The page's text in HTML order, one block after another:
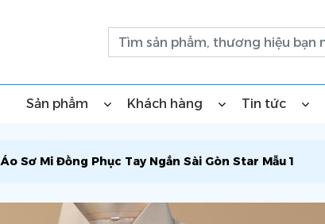
Sản phẩm Khách hàng Tin tức
Áo Sơ Mi Đồng Phục Tay Ngắn Sài Gòn Star Mẫu 1